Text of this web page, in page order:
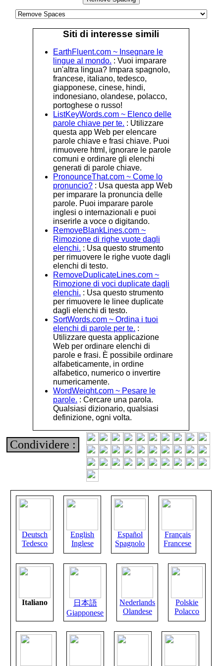
Siti di interesse simili
EarthFluent.com ~ Insegnare le
lingue al mondo. : Vuoi imparare
un'altra lingua? Impara spagnolo,
francese, italiano, tedesco,
giapponese, cinese, hindi,
indonesiano, olandese, polacco,
portoghese o russo!
ListKeyWords.com ~ Elenco delle
parole chiave per te. : Utilizzare
questa app Web per elencare
parole chiave e frasi chiave. Puoi
rimuovere html, ignorare le parole
comuni e ordinare gli elenchi
generati di parole chiave.
PronounceThat.com ~ Come lo
pronuncio? : Usa questa app Web
per imparare la pronuncia delle
parole. Puoi imparare parole
inglesi o internazionali e puoi
inserirle a voce o digitando.
RemoveBlankLines.com ~
Rimozione di righe vuote dagli
elenchi. : Usa questo strumento
per rimuovere le righe vuote dagli
elenchi di testo.
RemoveDuplicateLines.com ~
Rimozione di voci duplicate dagli
elenchi. : Usa questo strumento
per rimuovere le linee duplicate
dagli elenchi di testo.
SortWords.com ~ Ordina i tuoi
elenchi di parole per te. :
Utilizzare questa applicazione
Web per ordinare elenchi di
parole e frasi. È possibile ordinare
alfabeticamente, in ordine
alfabetico, numerico o invertire
numericamente.
WordWeight.com ~ Pesare le
parole. : Cercare una parola.
Qualsiasi dizionario, qualsiasi
definizione, ogni volta.
Condividere :
Deutsch
Tedesco
English
Inglese
Español
Spagnolo
Français
Francese
Italiano
日本語
Giapponese
Nederlands
Olandese
Polskie
Polacco